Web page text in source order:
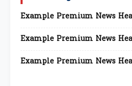
Example Premium News
Example Premium News
Example Premium News